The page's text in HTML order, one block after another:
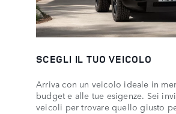
SCEGLI IL TUO VEICOLO
Arriva con un veicolo ideale in
budget e alle tue esigenze. Sei
veicoli per trovare quello giusto